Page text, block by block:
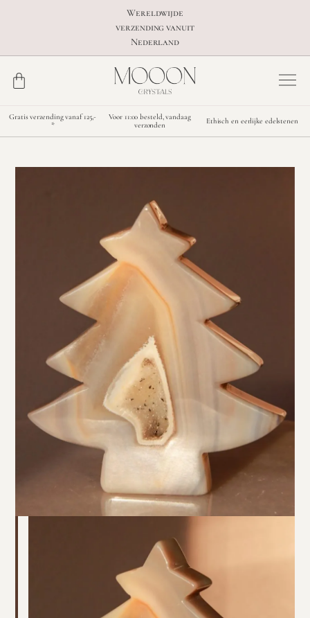
Wereldwijde
verzending vanuit
Nederland
Gratis verzending vanaf 125,-
*
Voor 11:00 besteld, vandaag
verzonden
Ethisch en eerlijke edelstenen